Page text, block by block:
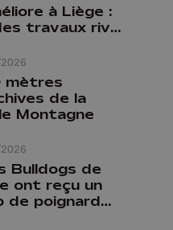
formé ne
pas nous
à Liège :
travaux rive
piétonnes
et
mètres
de la
Montagne
Bulldogs de
ont reçu un
de poignard